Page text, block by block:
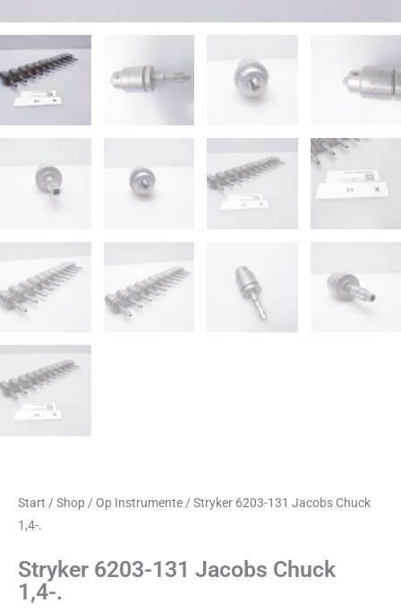
Start / Shop / Op Instrumente / Stryker 6203-131 Jacobs Chuck
1,4-.
Stryker 6203-131 Jacobs Chuck
1,4-.